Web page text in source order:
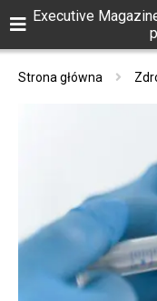
Executive
Strona główna